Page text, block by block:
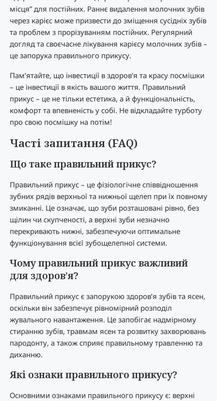
місця” для постійних. Раннє видалення молочних зубів
через карієс може призвести до зміщення сусідніх зубів
та проблем з прорізуванням постійних. Регулярний
догляд та своєчасне лікування карієсу молочних зубів –
це запорука правильного прикусу.
Пам’ятайте, що інвестиції в здоров’я та красу посмішки
– це інвестиції в якість вашого життя. Правильний
прикус – це не тільки естетика, а й функціональність,
комфорт та впевненість у собі. Не відкладайте турботу
про свою посмішку на потім!
Часті запитання (FAQ)
Що таке правильний прикус?
Правильний прикус – це фізіологічне співвідношення
зубних рядів верхньої та нижньої щелеп при їх повному
змиканні. Це означає, що зуби розташовані рівно, без
щілин чи скупченості, а верхні зуби незначно
перекривають нижні, забезпечуючи оптимальне
функціонування всієї зубощелепної системи.
Чому правильний прикус важливий
для здоров’я?
Правильний прикус є запорукою здоров’я зубів та ясен,
оскільки він забезпечує рівномірний розподіл
жувального навантаження. Це запобігає надмірному
стиранню зубів, травмам ясен та розвитку захворювань
пародонту, а також сприяє правильному травленню та
диханню.
Які ознаки правильного прикусу?
Основними ознаками правильного прикусу є: верхні